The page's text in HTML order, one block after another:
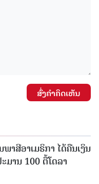
ສົ່ງຄໍາຄິດເຫັນ
າສີອາເມຣິກາ ໄດ້ຄືນເງິນ
ມານ 100 ຕື້ໂດລາ